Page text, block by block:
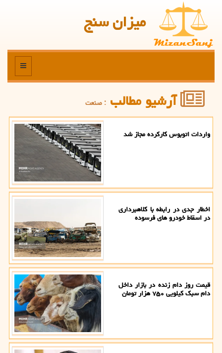
میزان سنج
منو
آرشیو مطالب : صنعت
واردات اتوبوس کارکرده مجاز شد
اخطار جدی در رابطه با کلاهبرداری
در اسقاط خودرو های فرسوده
قیمت روز دام زنده در بازار داخل
دام سبک کیلویی ۷۵۰ هزار تومان